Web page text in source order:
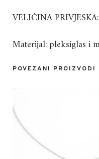
VELIČINA
Materijal: pleksiglas i
POVEZANI PROIZVODI